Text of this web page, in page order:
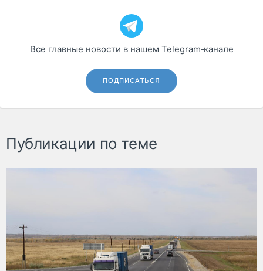
Все главные новости в нашем Telegram‑канале
ПОДПИСАТЬСЯ
Публикации по теме